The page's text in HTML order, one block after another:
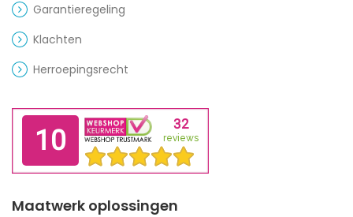
Garantieregeling
Klachten
Herroepingsrecht
Maatwerk oplossingen